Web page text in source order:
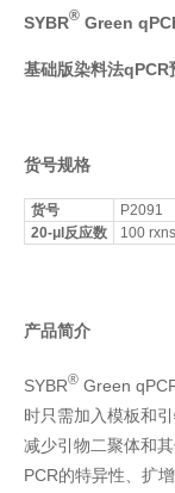
SYBR® Green
基础版染料法qPCR
货号规格
货号 P2091
20-μl 反应数 100 rxns
产品简介
SYBR® Green
时只需加入模板和
减少引物二聚体和
PCR的特异性、扩